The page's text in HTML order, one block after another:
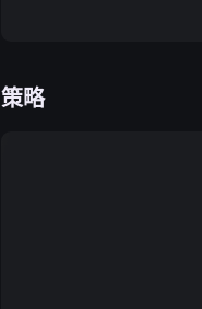
策略